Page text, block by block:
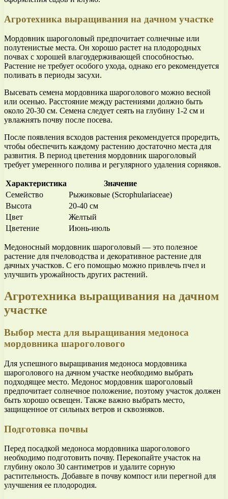
Агротехника выращивания на дачном участке
Мордовник шароголовый предпочитает солнечные или
полутенистые места. Он хорошо растет на плодородных
почвах с хорошей влагоудерживающей способностью.
Растение не требует особого ухода, однако его рекомендуется
поливать в периоды засухи.
Высевать семена мордовника шароголового можно весной
или осенью. Расстояние между растениями должно быть
около 20-30 см. Семена следует сеять на глубину 1-2 см и
увлажнять почву после посева.
После появления всходов растения рекомендуется проредить,
чтобы обеспечить каждому растению достаточно места для
развития. В период цветения мордовник шароголовый
требует умеренного полива и регулярного удаления сорняков.
Характеристика
Значение
Семейство
Рыжиковые (Scrophulariaceae)
Высота
20-40 см
Цвет
Желтый
Цветение
Июнь-июль
Медоносный мордовник шароголовый — это полезное
растение для пчеловодства и декоративное растение для
дачных участков. С его помощью можно привлечь пчел и
улучшить урожайность других растений.
Агротехника выращивания на дачном
участке
Выбор места для выращивания медоноса
мордовника шароголового
Для успешного выращивания медоноса мордовника
шароголового на дачном участке необходимо выбрать
подходящее место. Медонос мордовник шароголовый
предпочитает солнечное положение, поэтому участок должен
быть хорошо освещен. Также важно выбрать место,
защищенное от сильных ветров и сквозняков.
Подготовка почвы
Перед посадкой медоноса мордовника шароголового
необходимо подготовить почву. Перекопайте участок на
глубину около 30 сантиметров и удалите сорную
растительность. Добавьте в почву компост или перегной для
улучшения ее плодородия.